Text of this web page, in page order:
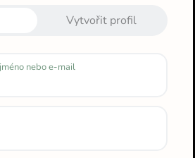
profiluVytvořit profil
nebo e-mail